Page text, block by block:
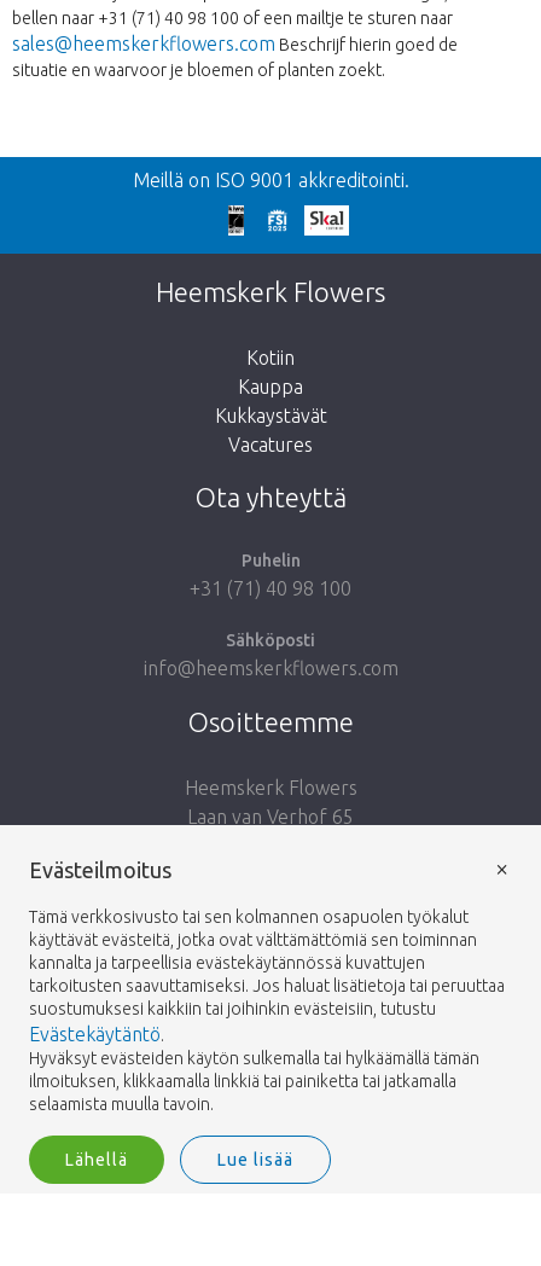
bellen naar +31 (71) 40 98 100 of een mailtje te sturen naar
sales@heemskerkflowers.com Beschrijf hierin goed de
situatie en waarvoor je bloemen of planten zoekt.
Takaisin
Liian myöhäistä!
Valitettavasti tämä tuote on loppuunmyyty.
Vie minut takaisin kauppaan
Meillä on ISO 9001 akkreditointi.
Heemskerk Flowers
Kotiin
Kauppa
Kukkaystävät
Vacatures
Ota yhteyttä
Puhelin
+31 (71) 40 98 100
Sähköposti
info@heemskerkflowers.com
Osoitteemme
Heemskerk Flowers
Laan van Verhof 65
Netherlands
Seuraa meitä:
© 2026 -Heemskerk Flowers
Heemskerk Flowers is a trading name of BGH A.Heemskerk AZN b.v.
Evästeilmoitus
Tämä verkkosivusto tai sen kolmannen osapuolen työkalut
käyttävät evästeitä, jotka ovat välttämättömiä sen toiminnan
kannalta ja tarpeellisia evästekäytännössä kuvattujen
tarkoitusten saavuttamiseksi. Jos haluat lisätietoja tai peruuttaa
suostumuksesi kaikkiin tai joihinkin evästeisiin, tutustu
Evästekäytäntö.
Hyväksyt evästeiden käytön sulkemalla tai hylkäämällä tämän
ilmoituksen, klikkaamalla linkkiä tai painiketta tai jatkamalla
selaamista muulla tavoin.
Lähellä Lue lisää
×